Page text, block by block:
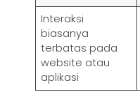
Interaksi
biasanya
terbatas pada
website atau
aplikasi